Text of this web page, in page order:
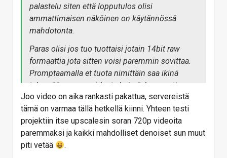
palastelu siten että lopputulos olisi
ammattimaisen näköinen on käytännössä
mahdotonta.
Paras olisi jos tuo tuottaisi jotain 14bit raw
formaattia jota sitten voisi paremmin sovittaa.
Promptaamalla et tuota nimittäin saa ikinä
tekemään samaa videota kuin äsken, mutta
muuttaen värimäärittelyä pikkasen suuntaan x.
Joo video on aika rankasti pakattua, servereistä
tämä on varmaa tällä hetkellä kiinni. Yhteen testi
projektiin itse upscalesin soran 720p videoita
paremmaksi ja kaikki mahdolliset denoiset sun muut
piti vetää
.